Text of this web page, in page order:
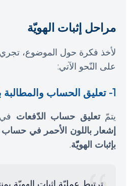
مراحل إثبات الهويّة
لأخذ فكرة حول الموضوع، تجري
على النّحو الآتي:
1- تعليق الحساب والمطالبة بإثبات الهويّة
يتمّتعليق حساب الدّفعات
إشعار باللون الأحمر في
بإثبات الهويّّة.